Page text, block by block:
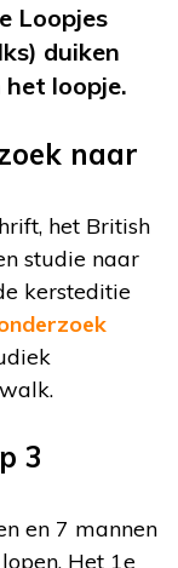
Loopjes
duiken
loopje.
naar
het British
studie naar
kersteditie
3
en 7 mannen
Het 1e